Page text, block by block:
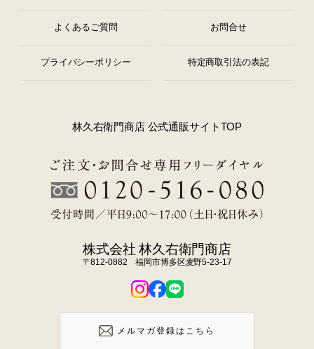
よくあるご質問 お問合せ
プライバシーポリシー 特定商取引法の表記
林久右衛門商店 公式通販サイトTOP
株式会社 林久右衛門商店
〒812-0882 福岡市博多区麦野5-23-17
メルマガ登録はこちら